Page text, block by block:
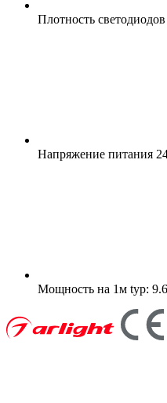
Плотность светодиодов
Напряжение питания
Мощность на 1м typ: